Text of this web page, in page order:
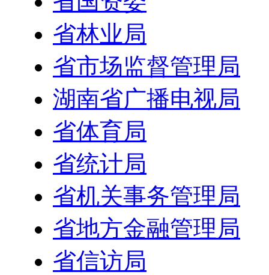
省林业局
省市场监督管理局
湖南省广播电视局
省体育局
省统计局
省机关事务管理局
省地方金融管理局
省信访局